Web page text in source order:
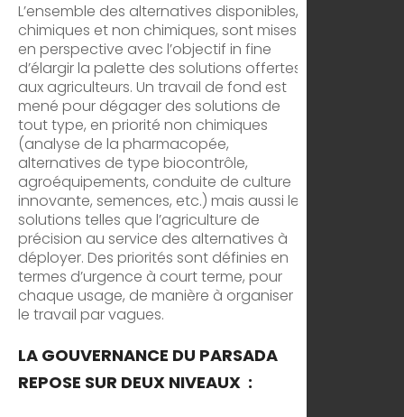
L’ensemble des alternatives disponibles,
chimiques et non chimiques, sont mises
en perspective avec l’objectif in fine
d’élargir la palette des solutions offertes
aux agriculteurs. Un travail de fond est
mené pour dégager des solutions de
tout type, en priorité non chimiques
(analyse de la pharmacopée,
alternatives de type biocontrôle,
agroéquipements, conduite de culture
innovante, semences, etc.) mais aussi les
solutions telles que l’agriculture de
précision au service des alternatives à
déployer. Des priorités sont définies en
termes d’urgence à court terme, pour
chaque usage, de manière à organiser
le travail par vagues.
LA GOUVERNANCE DU PARSADA
REPOSE SUR DEUX NIVEAUX :